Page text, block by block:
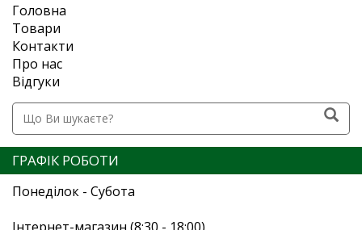
Головна
Товари
Контакти
Про нас
Відгуки
ГРАФІК РОБОТИ
Понеділок - Субота
Інтернет-магазин (8:30 - 18:00)